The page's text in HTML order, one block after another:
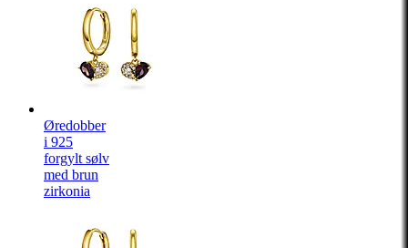
Øredobber
i 925
forgylt sølv
med brun
zirkonia